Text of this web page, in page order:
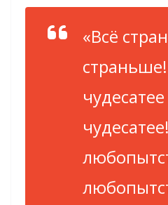
«Всё